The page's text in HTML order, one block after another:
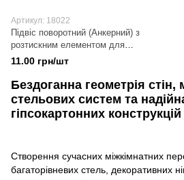
Артикул: 18022
Підвіс поворотний (Анкерний) з
розтискним елементом для
CD-60
11.00 грн/шт
Бездоганна геометрія стін,
стельових систем та
гіпсокартонних конструкцій
Створення сучасних міжкімнатних
багаторівневих стель, декоративних